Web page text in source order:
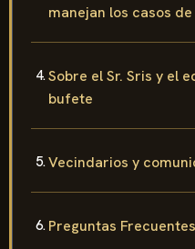
manejan los casos
Sobre el Sr. Sris y el
bufete
Vecindarios y
Preguntas Frecuentes